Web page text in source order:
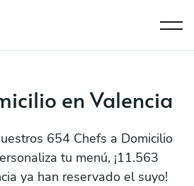
en Valencia
654 Chefs a Domicilio
tu menú, ¡11.563
ya han reservado el suyo!